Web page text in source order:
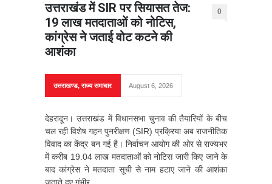
उत्तराखंड में SIR पर सियासत तेज:
19 लाख मतदाताओं को नोटिस,
कांग्रेस ने जताई वोट कटने की
आशंका
0
उत्तराखण्ड,राज्य समाचार August 6, 2026
देहरादून। उत्तराखंड में विधानसभा चुनाव की तैयारियों के बीच
चल रही विशेष गहन पुनरीक्षण (SIR) प्रक्रिया अब राजनीतिक
विवाद का केंद्र बन गई है। निर्वाचन आयोग की ओर से राज्यभर
में करीब 19.04 लाख मतदाताओं को नोटिस जारी किए जाने के
बाद कांग्रेस ने मतदाता सूची से नाम हटाए जाने की आशंका